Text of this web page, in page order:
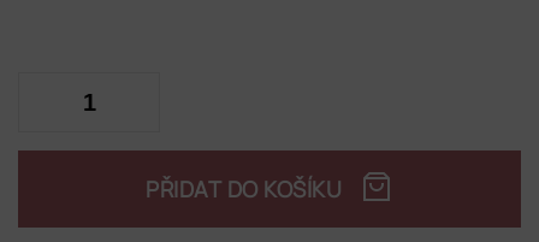
PŘIDAT DO KOŠÍKU